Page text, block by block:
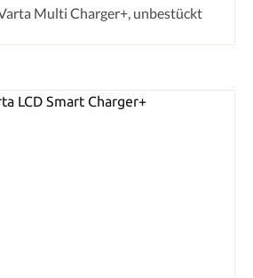
Multi Charger+, unbestückt